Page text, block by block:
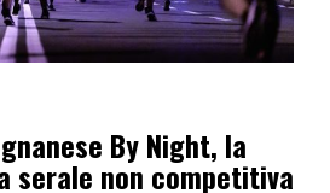
By Night, la
serale non competitiva